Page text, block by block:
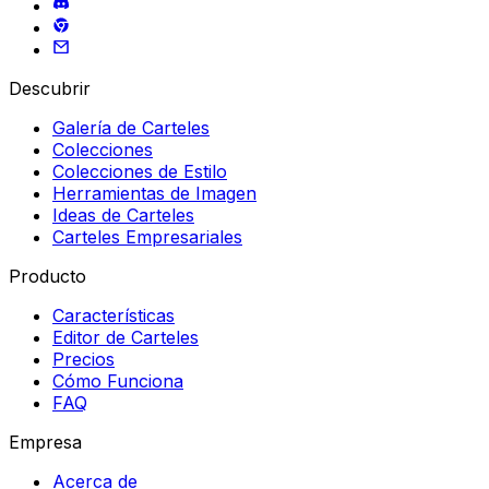
Descubrir
Galería de Carteles
Colecciones
Colecciones de Estilo
Herramientas de Imagen
Ideas de Carteles
Carteles Empresariales
Producto
Características
Editor de Carteles
Precios
Cómo Funciona
FAQ
Empresa
Acerca de